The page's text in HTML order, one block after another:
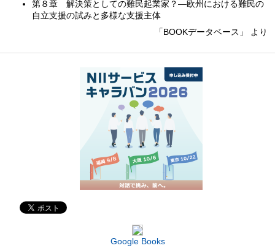
第８章 解決策としての難民起業家？―欧州における難民の
自立支援の試みと多様な支援主体
「BOOKデータベース」 より
Google Books